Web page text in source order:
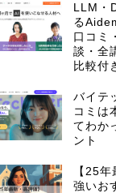
LLM
る
口コミ
談・全
比較付
バイテ
コミは
てわか
ント
【25
強いお